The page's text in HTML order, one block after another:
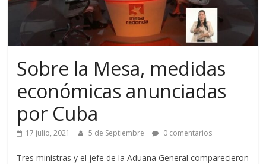
Sobre la Mesa, medidas
económicas anunciadas
por Cuba
17 julio, 2021 5 de Septiembre 0 comentarios
Tres ministras y el jefe de la Aduana General comparecieron